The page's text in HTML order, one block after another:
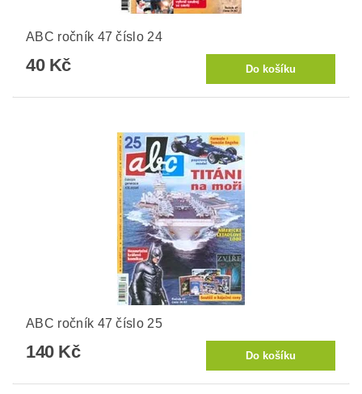
ABC ročník 47 číslo 24
40 Kč
ABC ročník 47 číslo 25
140 Kč